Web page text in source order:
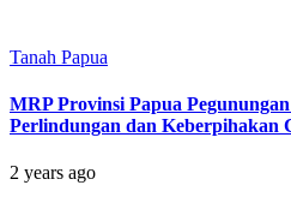
Tanah Papua
MRP Provinsi Papua
Perlindungan dan Keberpihakan
2 years ago